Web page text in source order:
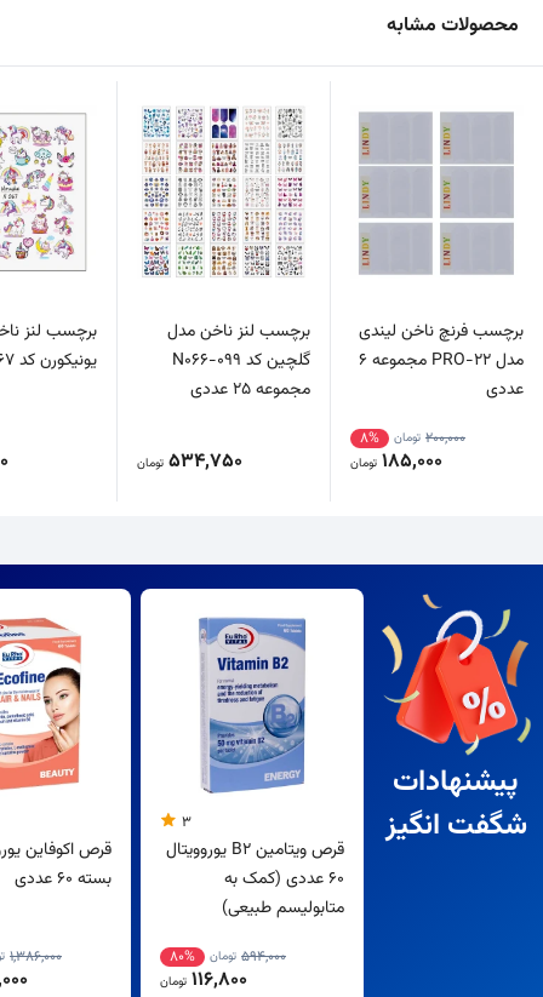
محصولات مشابه
برچسب فرنچ ناخن لیندی
مدل PRO-22 مجموعه 6
عددی
200,000 تومان 8%
185,000 تومان
برچسب لنز ناخن مدل
گلچین کد N066-099
مجموعه 25 عددی
534,750 تومان
برچسب لنز
یونیکورن کد N067
پیشنهادات
شگفت انگیز
3
قرص ویتامین B2 یوروویتال
60 عددی (کمک به
متابولیسم طبیعی)
594,000 تومان 80%
116,800 تومان
قرص اکوفاین
بسته 60 عددی
1,386,000